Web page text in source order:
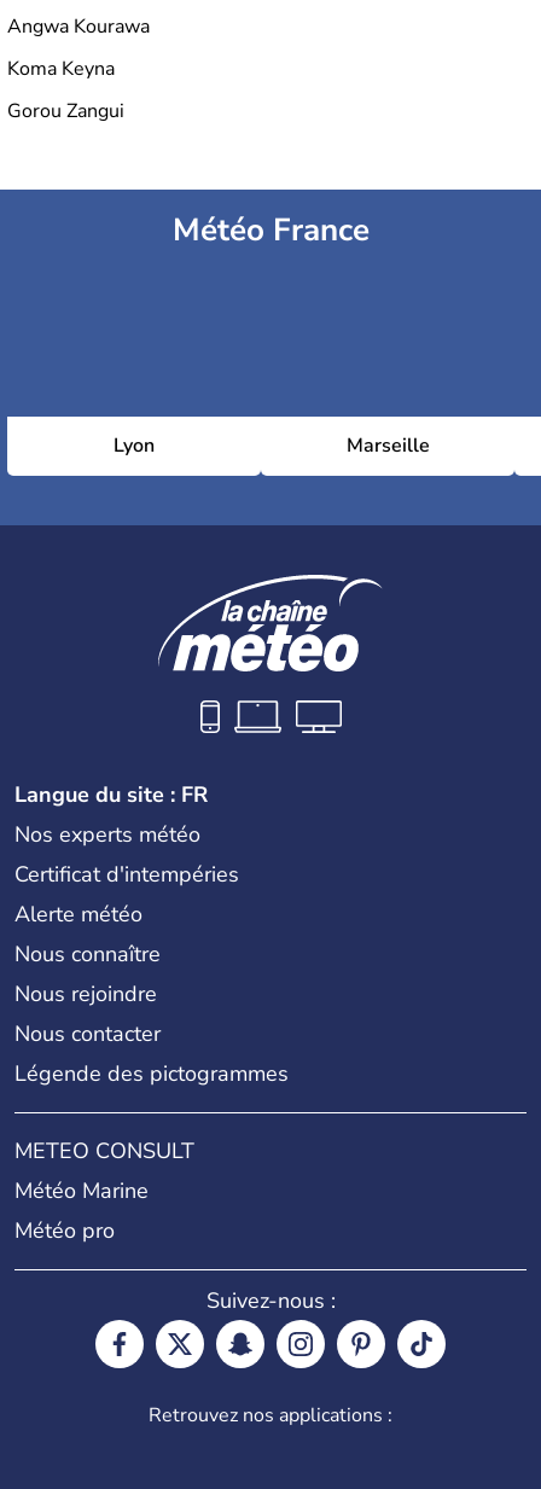
Angwa Kourawa
Koma Keyna
Gorou Zangui
Météo France
Lyon Marseille
Langue du site : FR
Nos experts météo
Certificat d'intempéries
Alerte météo
Nous connaître
Nous rejoindre
Nous contacter
Légende des pictogrammes
METEO CONSULT
Météo Marine
Météo pro
Suivez-nous :
Retrouvez nos applications :